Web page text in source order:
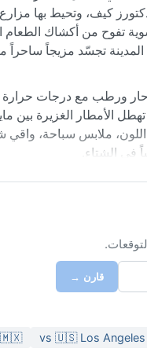
كيف، وتحيط بها
تفوح من أكشاك الطعام
تجسّد مزيجاً ساحراً من
نسبياً حيث تتراوح الحرارة بين 24 و27 درجة
اللون، ملابس سباحة،
في الشتاء.
نادرة والنسيم
التجارية التي تخفف
قارن →
🇲🇽 مدينة مكسيكو vs 🇺🇸 Los Angeles